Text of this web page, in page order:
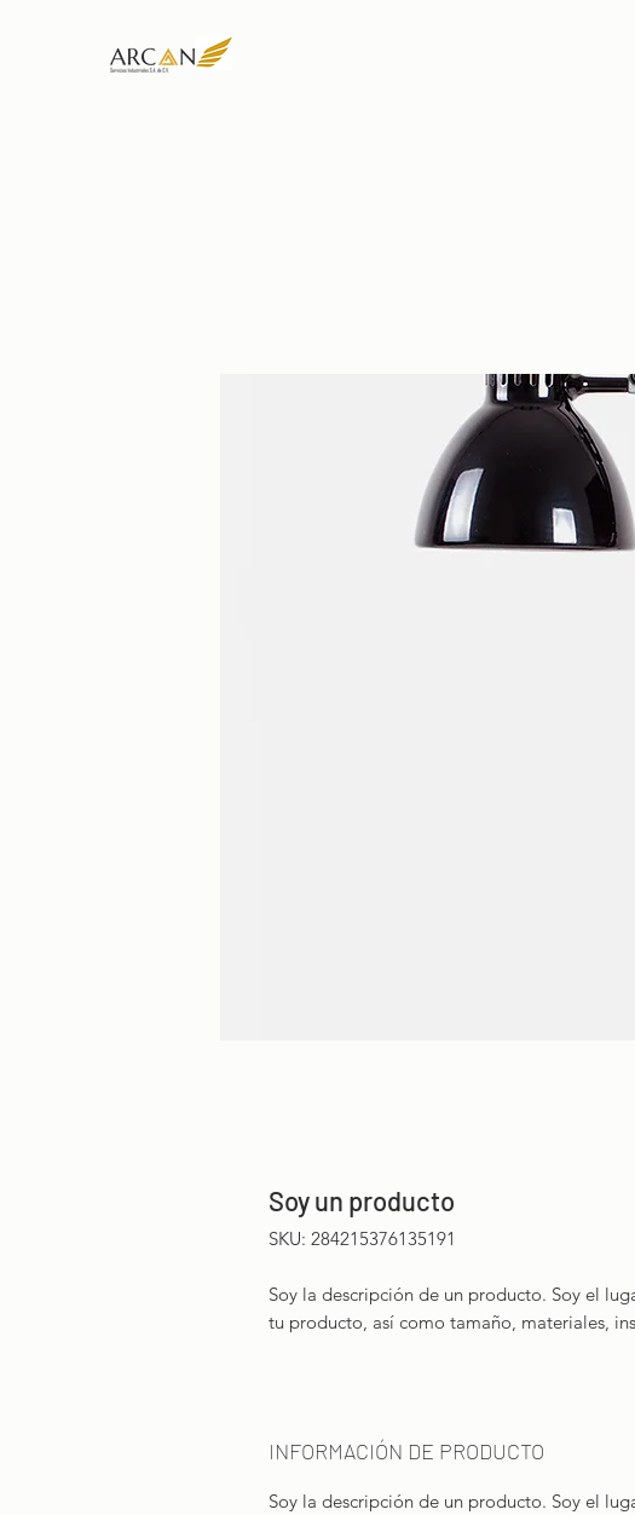
Soy un producto
SKU: 284215376135191
Soy la descripción de un producto. Soy el
tu producto, así como tamaño, materiales,
INFORMACIÓN DE PRODUCTO
Soy la descripción de un producto. Soy el